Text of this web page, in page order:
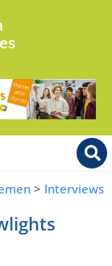
> Interviews